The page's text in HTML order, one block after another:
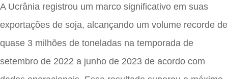
A Ucrânia registrou um marco significativo em suas
exportações de soja, alcançando um volume recorde de
quase 3 milhões de toneladas na temporada de
setembro de 2022 a junho de 2023 de acordo com